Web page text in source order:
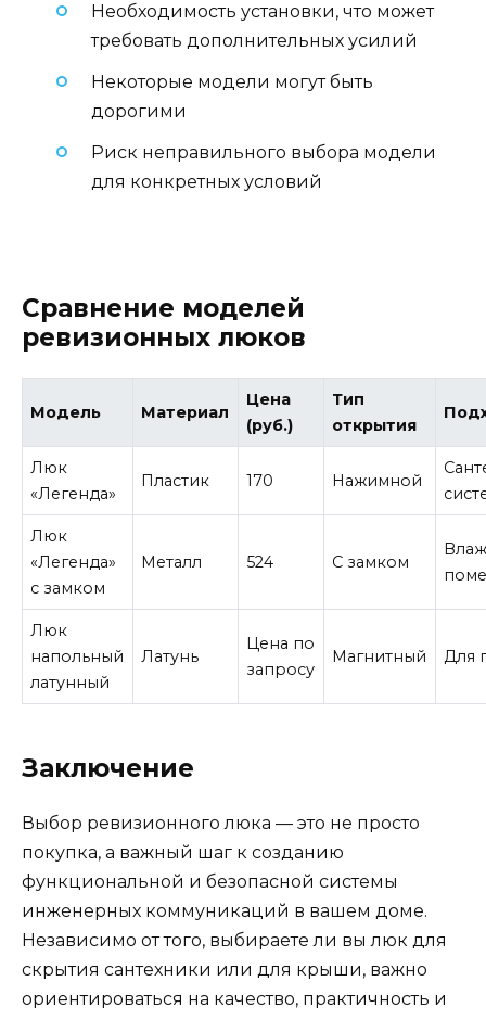
Необходимость установки, что может
требовать дополнительных усилий
Некоторые модели могут быть
дорогими
Риск неправильного выбора модели
для конкретных условий
Сравнение моделей
ревизионных люков
Модель Материал
Цена
(руб.)
Тип
открытия
Люк
«Легенда»
Пластик 170 Нажимной
Люк
«Легенда»
с замком
Металл 524 С замком
Люк
напольный
латунный
Латунь
Цена по
запросу
Магнитный Для
Заключение
Выбор ревизионного люка — это не просто
покупка, а важный шаг к созданию
функциональной и безопасной системы
инженерных коммуникаций в вашем доме.
Независимо от того, выбираете ли вы люк для
скрытия сантехники или для крыши, важно
ориентироваться на качество, практичность и